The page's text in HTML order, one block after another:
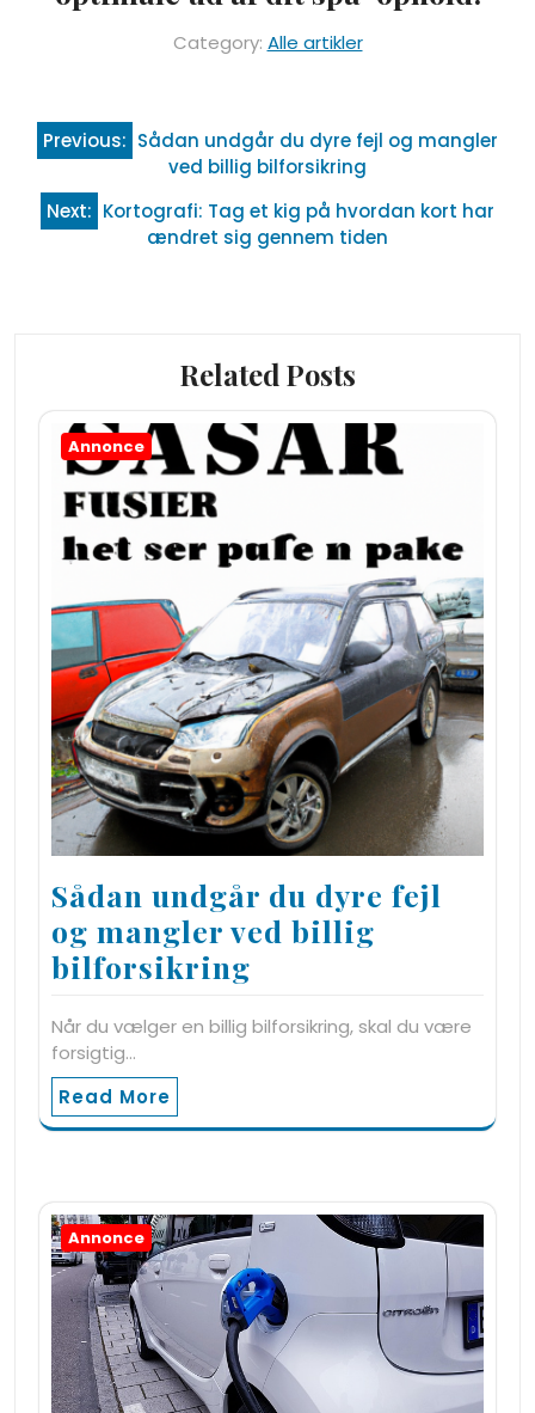
Category: Alle artikler
Indlægsnavigation
Previous: Sådan undgår du dyre fejl og mangler
ved billig bilforsikring
Next: Kortografi: Tag et kig på hvordan kort har
ændret sig gennem tiden
Related Posts
Annonce
Sådan undgår du dyre fejl
og mangler ved billig
bilforsikring
Når du vælger en billig bilforsikring, skal du være
forsigtig…
Read More
Annonce